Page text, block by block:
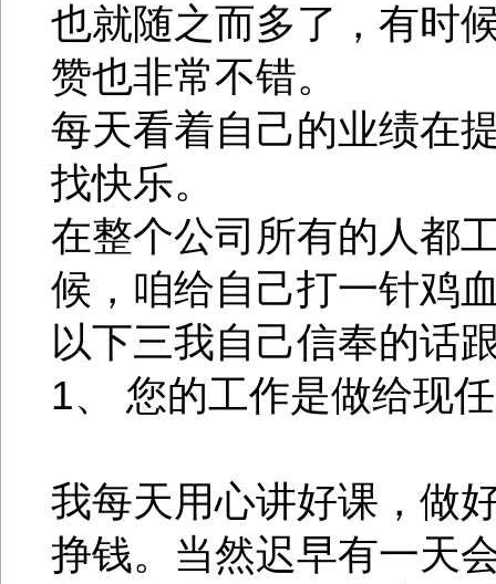
也就随之而多了，有时
赞也非常不错。
每天看着自己的业绩在
找快乐。
在整个公司所有的人都
候，咱给自己打一针鸡
以下三我自己信奉的话
1、 您的工作是做给现
我每天用心讲好课，做
挣钱。当然迟早有一天